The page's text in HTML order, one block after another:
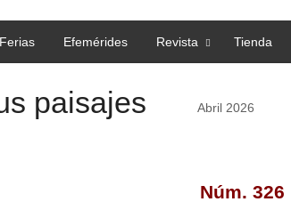
Ferias Efemérides Revista Tienda
paisajes
Abril 2026
Núm. 326